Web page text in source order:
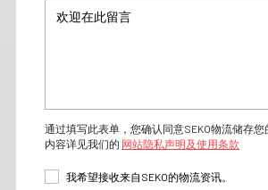
通过填写此表单，您确认同意SEKO物流储存
内容详见我们的 网站隐私声明及使用条款
我希望接收来自SEKO的物流资讯。